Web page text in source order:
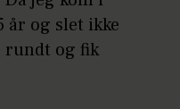
år og slet ikke
rundt og fik